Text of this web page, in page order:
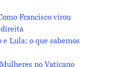
Francisco virou
direita
Lula: o que sabemos
no Vaticano